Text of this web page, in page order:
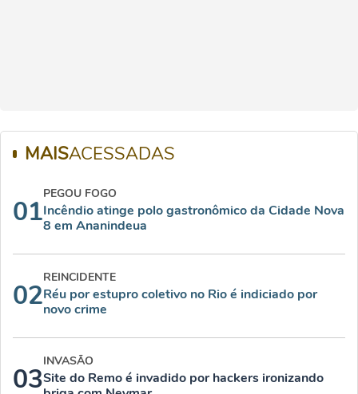
MAISACESSADAS
01
PEGOU FOGO
Incêndio atinge polo gastronômico da Cidade Nova
8 em Ananindeua
02
REINCIDENTE
Réu por estupro coletivo no Rio é indiciado por
novo crime
03
INVASÃO
Site do Remo é invadido por hackers ironizando